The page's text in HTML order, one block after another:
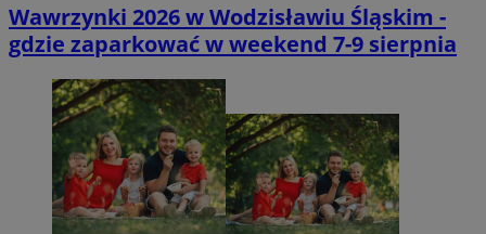
Wawrzynki 2026 w Wodzisławiu Śląskim -
gdzie zaparkować w weekend 7-9 sierpnia